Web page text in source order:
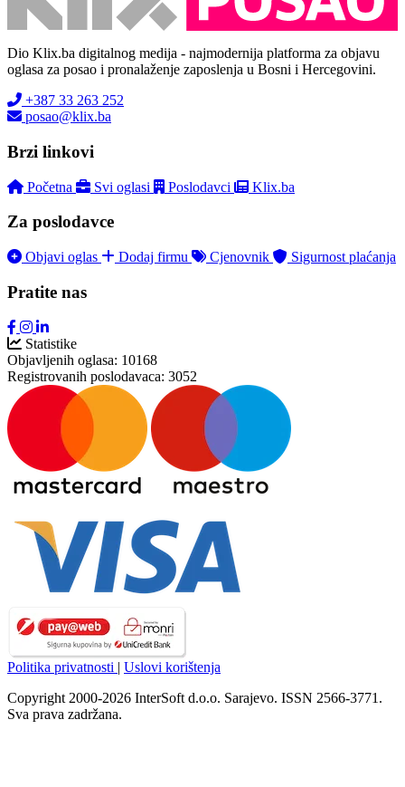
Dio Klix.ba digitalnog medija - najmodernija platforma za objavu
oglasa za posao i pronalaženje zaposlenja u Bosni i Hercegovini.
+387 33 263 252
posao@klix.ba
Brzi linkovi
Početna Svi oglasi Poslodavci Klix.ba
Za poslodavce
Objavi oglas Dodaj firmu Cjenovnik Sigurnost plaćanja
Pratite nas
Statistike
Objavljenih oglasa: 10168
Registrovanih poslodavaca: 3052
Politika privatnosti | Uslovi korištenja
Copyright 2000-2026 InterSoft d.o.o. Sarajevo. ISSN 2566-3771.
Sva prava zadržana.